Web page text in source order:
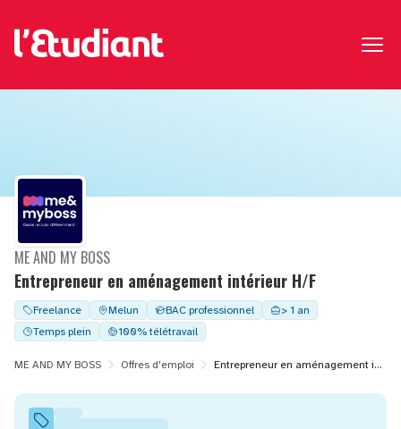
Entrepreneur en aménagement intérieur H/F
ME AND MY BOSS
Freelance Melun BAC professionnel
> 1 an
Temps plein
100% télétravail
ME AND MY BOSS Offres d'emploi Entrepreneur en aménagement intérieur H/F